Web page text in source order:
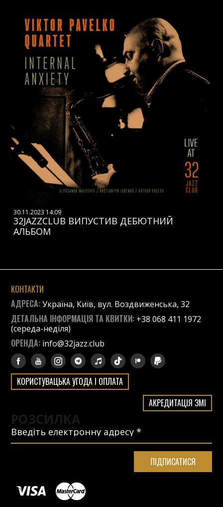
30.11.2023 14:09
32JAZZCLUB ВИПУСТИВ ДЕБЮТНИЙ
АЛЬБОМ
КОНТАКТИ
АДРЕСА:Україна, Київ, вул. Воздвиженська, 32
ДЕТАЛЬНА ІНФОРМАЦІЯ ТА КВИТКИ: +38 068 411 1972
(середа-неділя)
ОРЕНДА: info@32jazz.club
КОРИСТУВАЦЬКА УГОДА І ОПЛАТА
АКРЕДИТАЦІЯ ЗМІ
РОЗСИЛКА